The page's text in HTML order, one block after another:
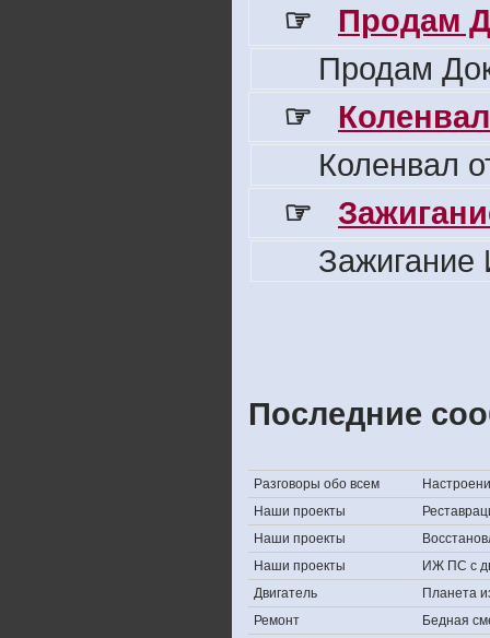
☞
Продам
Продам
☞
Коленвал
☞
Последние
Разговоры обо всем
Наши проекты
Наши проекты
Наши проекты
ИЖ ПС с
Двигатель
Планета
Ремонт
Бедная